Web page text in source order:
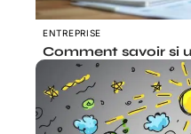
ENTREPRISE
Comment savoir si